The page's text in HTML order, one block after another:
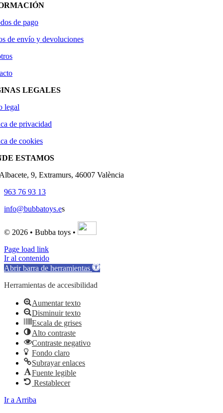
de pago
de envío y devoluciones
LEGALES
legal
de privacidad
de cookies
ESTAMOS
9, Extramurs, 46007 València
963 76 93 13
info@bubbatoys.es
© 2026 • Bubba toys •
Page load link
Ir al contenido
Abrir barra de herramientas
Herramientas de accesibilidad
Aumentar texto
Disminuir texto
Escala de grises
Alto contraste
Contraste negativo
Fondo claro
Subrayar enlaces
Fuente legible
Restablecer
Ir a Arriba